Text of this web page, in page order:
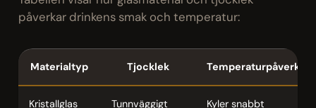
påverkar drinkens smak och temperatur:
Materialtyp Tjocklek Temperaturpåverkan
Kristallglas Tunnväggigt Kyler snabbt